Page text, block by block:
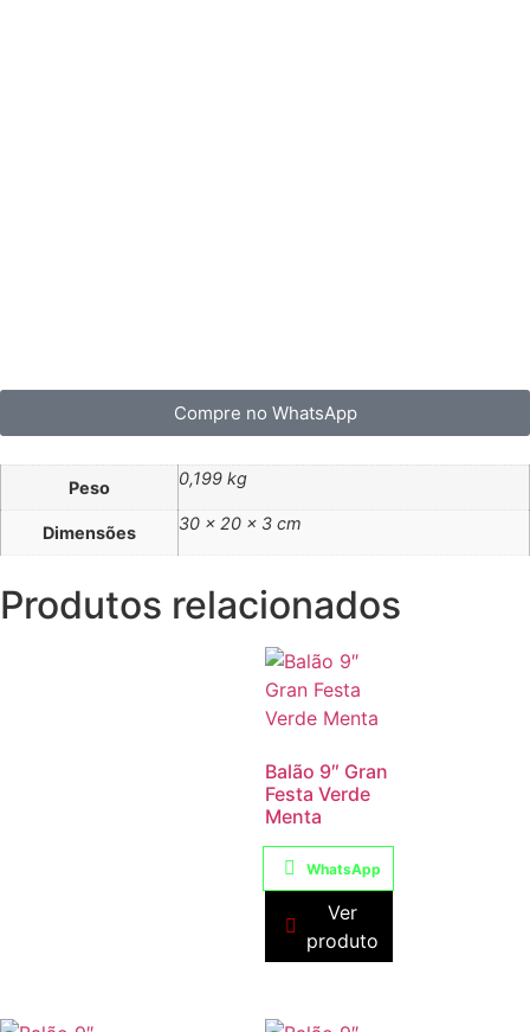
Compre no WhatsApp
Peso 0,199 kg
Dimensões 30 × 20 × 3 cm
Produtos relacionados
Balão 9″ Gran
Festa Verde
Menta
WhatsApp
Ver
produto